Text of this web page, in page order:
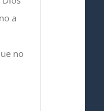
a
no